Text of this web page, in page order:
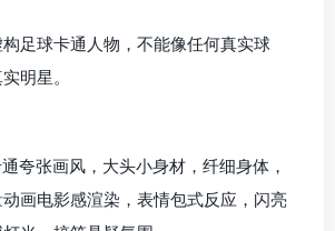
足球卡通人物，不能像任何真实球
明星。
夸张画风，大头小身材，纤细身体，
画电影感渲染，表情包式反应，闪亮